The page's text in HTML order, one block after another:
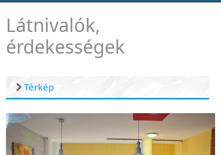
Érdekességek
Látnivalók,
érdekességek
Térkép